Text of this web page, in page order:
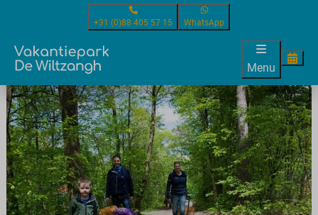
+31 (0)88 405 57 15 WhatsApp
Menu